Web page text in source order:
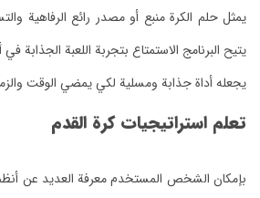
يمثل حلم الكرة منبع أو مصدر رائع الرفاهية
يتيح البرنامج الاستمتاع بتجربة اللعبة
يجعله أداة جذابة ومسلية لكي يمضي الوقت
تعلم استراتيجيات كرة القدم
بإمكان الشخص المستخدم معرفة العديد عن